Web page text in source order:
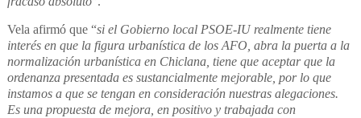
Vela afirmó que “si el Gobierno local PSOE-IU realmente tiene
interés en que la figura urbanística de los AFO, abra la puerta a la
normalización urbanística en Chiclana, tiene que aceptar que la
ordenanza presentada es sustancialmente mejorable, por lo que
instamos a que se tengan en consideración nuestras alegaciones.
Es una propuesta de mejora, en positivo y trabajada con